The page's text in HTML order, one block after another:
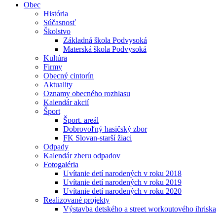
Obec
História
Súčasnosť
Školstvo
Základná škola Podvysoká
Materská škola Podvysoká
Kultúra
Firmy
Obecný cintorín
Aktuality
Oznamy obecného rozhlasu
Kalendár akcií
Šport
Šport. areál
Dobrovoľný hasičský zbor
FK Slovan-starší žiaci
Odpady
Kalendár zberu odpadov
Fotogaléria
Uvítanie detí narodených v roku 2018
Uvítanie detí narodených v roku 2019
Uvítanie detí narodených v roku 2020
Realizované projekty
Výstavba detského a street workoutového ihriska